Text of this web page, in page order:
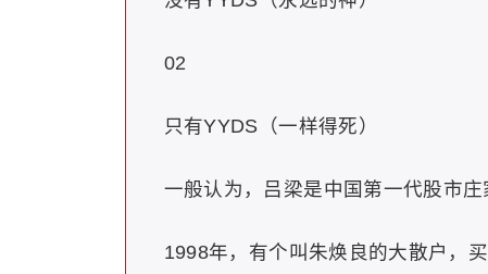
02
只有YYDS（一样得死）
一般认为，吕梁是中国第一代股市庄
1998年，有个叫朱焕良的大散户，